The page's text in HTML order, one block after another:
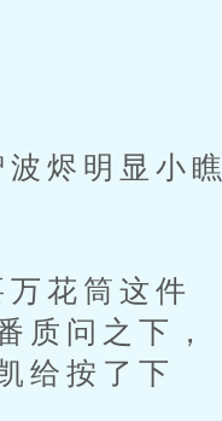
烬明显小瞧
花筒这件
质问之下，
给按了下